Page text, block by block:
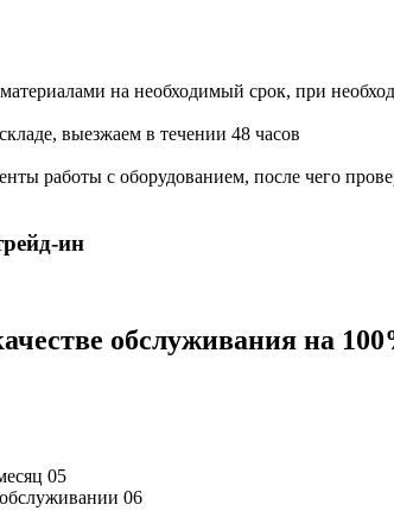
на необходимый срок, при
выезжаем в течении 48 часов
работы с оборудованием, после чего
ин
обслуживания на
05
06